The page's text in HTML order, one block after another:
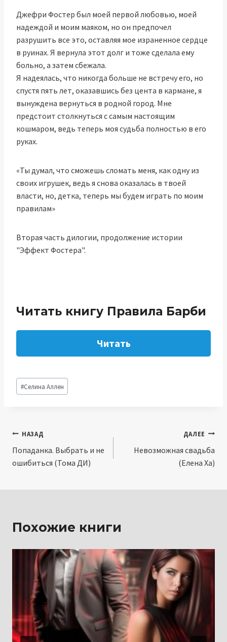
Джефри Фостер был моей первой любовью, моей
надеждой и моим маяком, но он предпочел
разрушить все это, оставляя мое израненное сердце
в руинах. Я вернула этот долг и тоже сделала ему
больно, а затем сбежала.
Я надеялась, что никогда больше не встречу его, но
спустя пять лет, оказавшись без цента в кармане, я
вынуждена вернуться в родной город. Мне
предстоит столкнуться с самым настоящим
кошмаром, ведь теперь моя судьба полностью в его
руках.
«Ты думал, что сможешь сломать меня, как одну из
своих игрушек, ведь я снова оказалась в твоей
власти, но, детка, теперь мы будем играть по моим
правилам»
Вторая часть дилогии, продолжение истории
"Эффект Фостера".
Читать книгу Правила Барби
Читать
Метки
записи:
#Селина Аллен
Навигация
по
НАЗАД
Попаданка. Выбрать и не
ошибиться (Тома ДИ)
ДАЛЕЕ
Невозможная свадьба
(Елена Ха)
Похожие книги